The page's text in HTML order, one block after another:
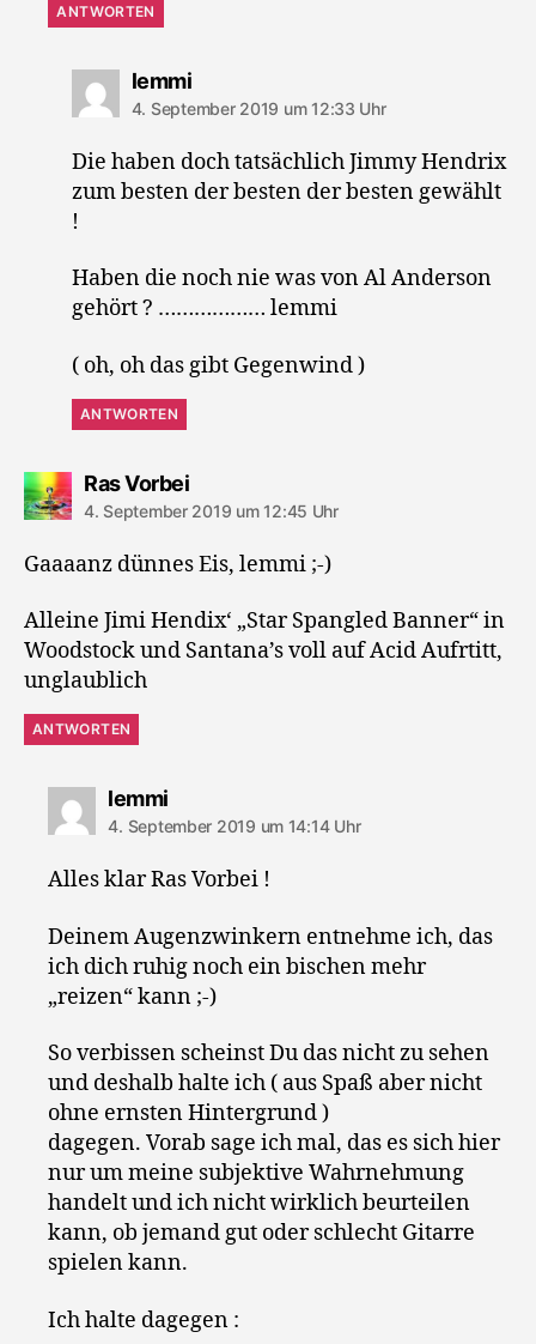
ANTWORTEN
lemmisagt:
4. September 2019 um 12:33 Uhr
Die haben doch tatsächlich Jimmy Hendrix
zum besten der besten der besten gewählt
!
Haben die noch nie was von Al Anderson
gehört ? ……………… lemmi
( oh, oh das gibt Gegenwind )
ANTWORTEN
Ras Vorbeisagt:
4. September 2019 um 12:45 Uhr
Gaaaanz dünnes Eis, lemmi ;-)
Alleine Jimi Hendix‘ „Star Spangled Banner“ in
Woodstock und Santana’s voll auf Acid Aufrtitt,
unglaublich
ANTWORTEN
lemmisagt:
4. September 2019 um 14:14 Uhr
Alles klar Ras Vorbei !
Deinem Augenzwinkern entnehme ich, das
ich dich ruhig noch ein bischen mehr
„reizen“ kann ;-)
So verbissen scheinst Du das nicht zu sehen
und deshalb halte ich ( aus Spaß aber nicht
ohne ernsten Hintergrund )
dagegen. Vorab sage ich mal, das es sich hier
nur um meine subjektive Wahrnehmung
handelt und ich nicht wirklich beurteilen
kann, ob jemand gut oder schlecht Gitarre
spielen kann.
Ich halte dagegen :